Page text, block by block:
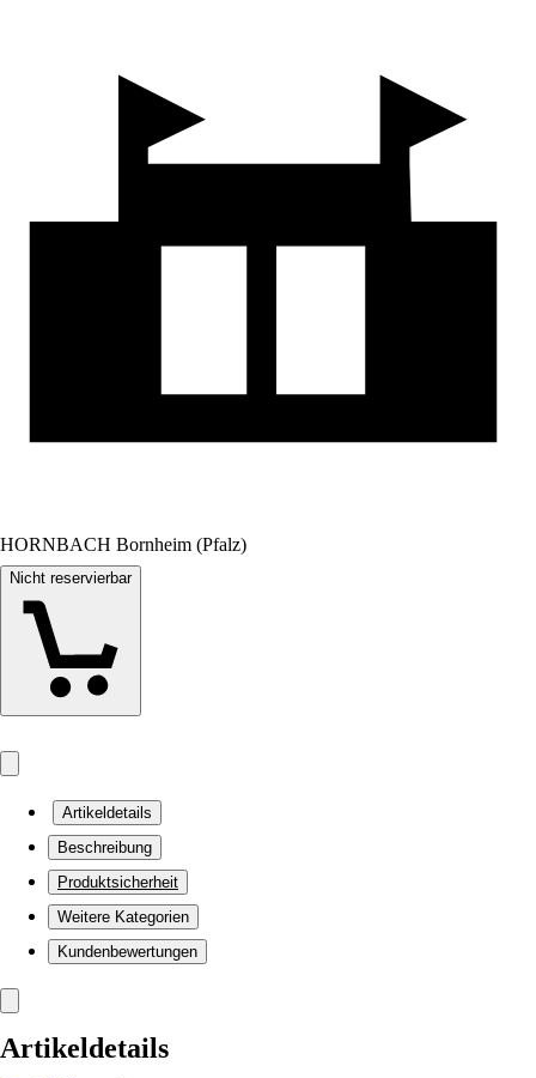
HORNBACH Bornheim (Pfalz)
Nicht reservierbar
Artikeldetails
Beschreibung
Produktsicherheit
Weitere Kategorien
Kundenbewertungen
Artikeldetails